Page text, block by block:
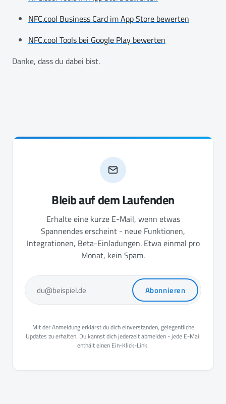
NFC.cool Business Card im App Store bewerten
NFC.cool Tools bei Google Play bewerten
Danke, dass du dabei bist.
Bleib auf dem Laufenden
Erhalte eine kurze E-Mail, wenn etwas
Spannendes erscheint - neue Funktionen,
Integrationen, Beta-Einladungen. Etwa einmal pro
Monat, kein Spam.
du@beispiel.de Abonnieren
Mit der Anmeldung erklärst du dich einverstanden, gelegentliche
Updates zu erhalten. Du kannst dich jederzeit abmelden - jede E-Mail
enthält einen Ein-Klick-Link.